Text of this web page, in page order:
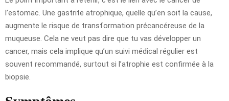
l’estomac. Une gastrite atrophique, quelle qu’en soit la cause,
augmente le risque de transformation précancéreuse de la
muqueuse. Cela ne veut pas dire que tu vas développer un
cancer, mais cela implique qu’un suivi médical régulier est
souvent recommandé, surtout si l’atrophie est confirmée à la
biopsie.